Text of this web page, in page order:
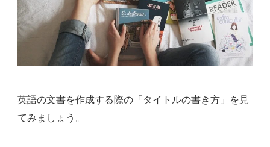
英語の文書を作成する際の「タイトルの書き方」を見
てみましょう。